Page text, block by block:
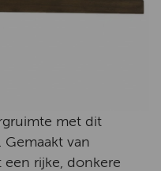
met dit
Gemaakt van
rijke, donkere